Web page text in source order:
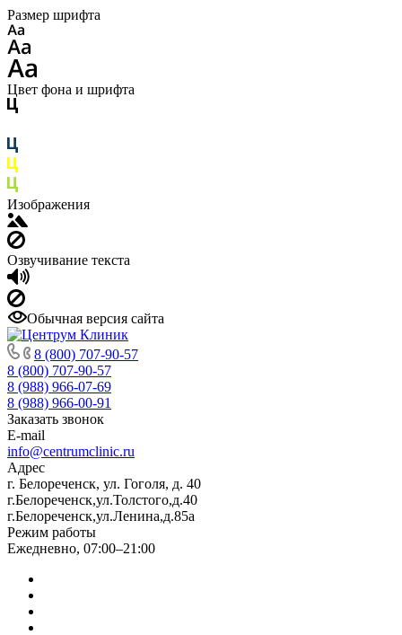
Размер шрифта
Цвет фона и шрифта
Изображения
Озвучивание текста
Обычная версия сайта
8 (800) 707-90-57
8 (800) 707-90-57
8 (988) 966-07-69
8 (988) 966-00-91
Заказать звонок
E-mail
info@centrumclinic.ru
Адрес
г. Белореченск, ул. Гоголя, д. 40
г.Белореченск,ул.Толстого,д.40
г.Белореченск,ул.Ленина,д.85а
Режим работы
Ежедневно, 07:00–21:00